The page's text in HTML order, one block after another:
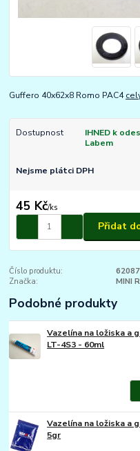
Guffero 40x62x8 Romo PAC4
Dostupnost
IHNED k
Labem
Nejsme plátci DPH
45 Kč/ks
Přidat
Číslo produktu:
Značka:
MINI
Podobné produkty
Vazelína na ložiska a
LT-4S3 - 60ml
Vazelína na ložiska a
5gr